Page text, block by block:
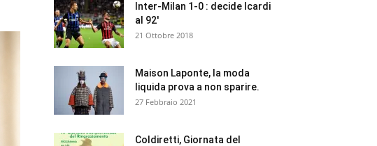
Inter-Milan 1-0 : decide Icardi
al 92′
21 Ottobre 2018
Maison Laponte, la moda
liquida prova a non sparire.
27 Febbraio 2021
Coldiretti, Giornata del